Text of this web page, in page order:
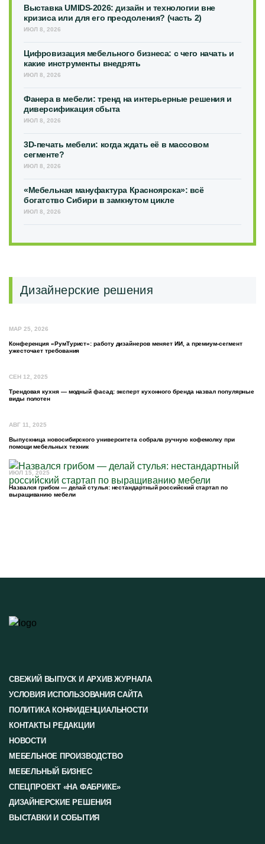
Выставка UMIDS-2026: дизайн и технологии вне
кризиса или для его преодоления? (часть 2)
ИЮЛ 8, 2026
Цифровизация мебельного бизнеса: с чего начать и
какие инструменты внедрять
ИЮЛ 8, 2026
Фанера в мебели: тренд на интерьерные решения и
диверсификация сбыта
ИЮЛ 8, 2026
3D-печать мебели: когда ждать её в массовом
сегменте?
ИЮЛ 8, 2026
«Мебельная мануфактура Красноярска»: всё
богатство Сибири в замкнутом цикле
ИЮЛ 8, 2026
Дизайнерские решения
МАР 25, 2026
Конференция «РумТурист»: работу дизайнеров меняет ИИ, а премиум-сегмент
ужесточает требования
СЕН 12, 2025
Трендовая кухня — модный фасад: эксперт кухонного бренда назвал популярные
виды полотен
АВГ 11, 2025
Выпускница новосибирского университета собрала ручную кофемолку при
помощи мебельных техник
ИЮЛ 15, 2025
Назвался грибом — делай стулья: нестандартный российский стартап по
выращиванию мебели
СВЕЖИЙ ВЫПУСК И АРХИВ ЖУРНАЛА
УСЛОВИЯ ИСПОЛЬЗОВАНИЯ САЙТА
ПОЛИТИКА КОНФИДЕНЦИАЛЬНОСТИ
КОНТАКТЫ РЕДАКЦИИ
НОВОСТИ
МЕБЕЛЬНОЕ ПРОИЗВОДСТВО
МЕБЕЛЬНЫЙ БИЗНЕС
СПЕЦПРОЕКТ «НА ФАБРИКЕ»
ДИЗАЙНЕРСКИЕ РЕШЕНИЯ
ВЫСТАВКИ И СОБЫТИЯ